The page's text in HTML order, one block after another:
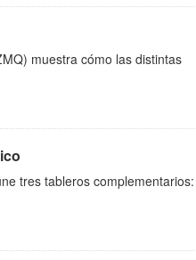
muestra cómo las distintas
tres tableros complementarios: